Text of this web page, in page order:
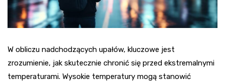
W obliczu nadchodzących upałów, kluczowe jest
zrozumienie, jak skutecznie chronić się przed ekstremalnymi
temperaturami. Wysokie temperatury mogą stanowić